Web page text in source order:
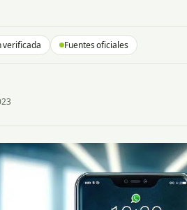
verificada Fuentes oficiales